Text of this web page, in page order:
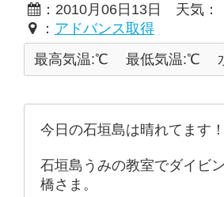
：2010月06日13日 天気：
： アドバンス取得
最高気温:℃
最低気温:℃
今日の石垣島は晴れてます
石垣島うみの教室でダイビ
橋さま。